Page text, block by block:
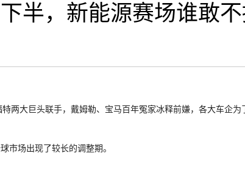
半，新能源赛场谁敢不
两大巨头联手，戴姆勒、宝马百年冤家冰释前嫌，各大车企
市场出现了较长的调整期。